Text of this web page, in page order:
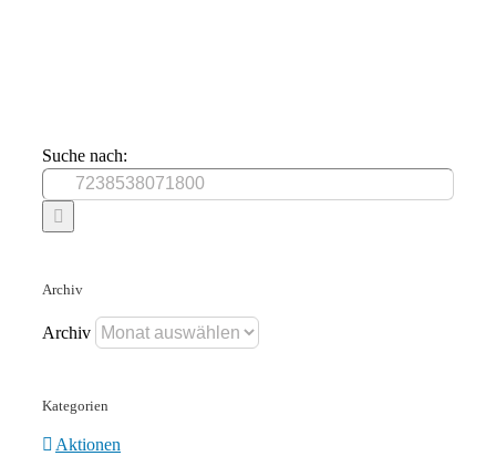
Suche nach:
Archiv
Archiv
Kategorien
Aktionen